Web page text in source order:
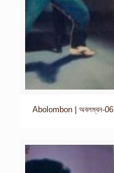
Abolombon | অবলম্বন-06